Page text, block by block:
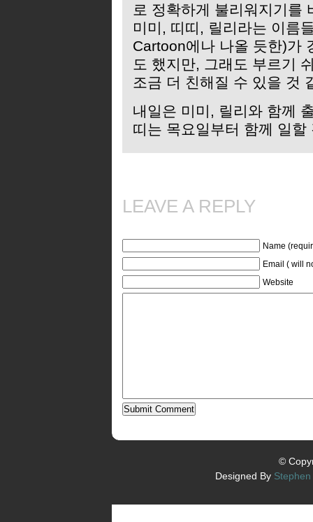
로 정확하게 불리워지기를
미미, 띠띠, 릴리라는 이름
Cartoon에나 나올 듯한)가
도 했지만, 그래도 부르기
조금 더 친해질 수 있을 것
내일은 미미, 릴리와 함께
띠는 목요일부터 함께 일할
LEAVE A REPLY
Name
Email ( will
Website
©
Designed By